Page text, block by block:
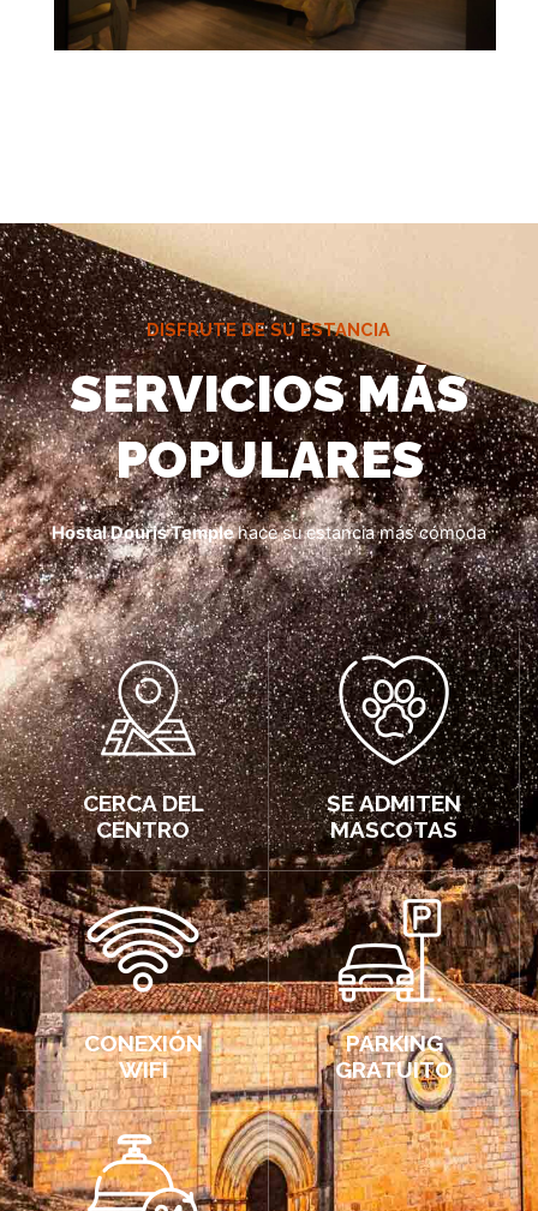
DISFRUTE DE SU ESTANCIA
SERVICIOS MÁS
POPULARES
Hostal Douris Templehace su estancia más cómoda
CERCA DEL
CENTRO
SE ADMITEN
MASCOTAS
CONEXIÓN
WIFI
PARKING
GRATUITO